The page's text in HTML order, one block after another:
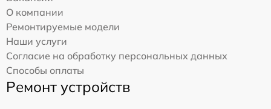
О компании
Ремонтируемые модели
Наши услуги
Согласие на обработку персональных данных
Способы оплаты
Ремонт устройств